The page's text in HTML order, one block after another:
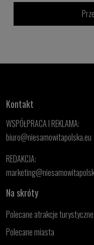
Kontakt
WSPÓŁPRACA I REKLAMA:
biuro@niesamowitapolska.eu
REDAKCJA:
Na skróty
Polecane atrakcje turystyczne
Polecane miasta